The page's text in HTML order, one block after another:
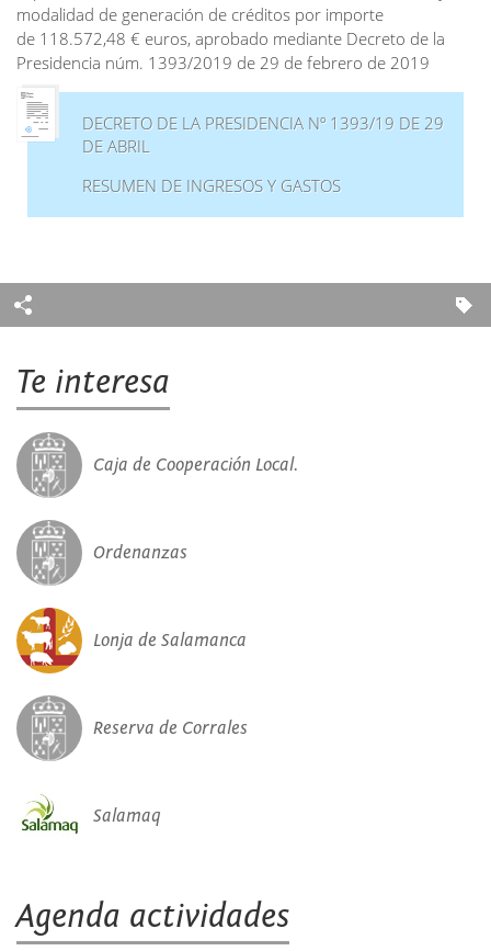
modalidad de generación de créditos por importe
de 118.572,48 € euros, aprobado mediante Decreto de la
Presidencia núm. 1393/2019 de 29 de febrero de 2019
DECRETO DE LA PRESIDENCIA Nº 1393/19 DE 29
DE ABRIL
RESUMEN DE INGRESOS Y GASTOS
Te interesa
Caja de Cooperación Local.
Ordenanzas
Lonja de Salamanca
Reserva de Corrales
Salamaq
Agenda actividades